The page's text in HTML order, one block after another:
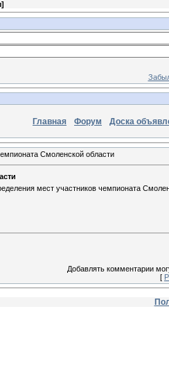
]
Главная Форум Доска
Смоленской области
мест участников чемпионата
Добавлять комментарии
[